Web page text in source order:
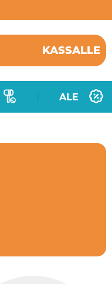
KASSALLE
ALE